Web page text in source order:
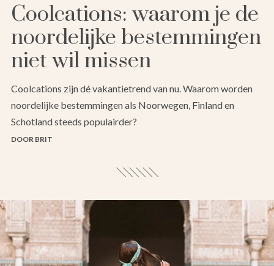
Coolcations: waarom je de
noordelijke bestemmingen
niet wil missen
Coolcations zijn dé vakantietrend van nu. Waarom worden
noordelijke bestemmingen als Noorwegen, Finland en
Schotland steeds populairder?
DOOR BRIT